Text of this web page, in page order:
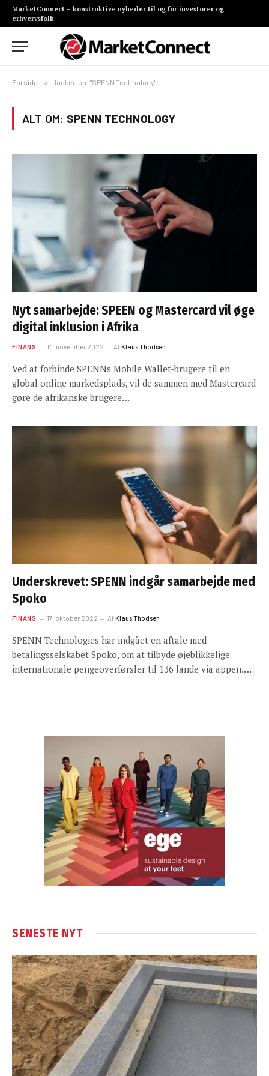
MarketConnect – konstruktive nyheder til og for investorer og
erhvervsfolk
Forside » Indlæg om "SPENN Technology"
ALT OM: SPENN TECHNOLOGY
Nyt samarbejde: SPEEN og Mastercard vil øge
digital inklusion i Afrika
FINANS 14. november 2022 AfKlaus Thodsen
Ved at forbinde SPENNs Mobile Wallet-brugere til en
global online markedsplads, vil de sammen med Mastercard
gøre de afrikanske brugere…
Underskrevet: SPENN indgår samarbejde med
Spoko
FINANS 17. oktober 2022 AfKlaus Thodsen
SPENN Technologies har indgået en aftale med
betalingsselskabet Spoko, om at tilbyde øjeblikkelige
internationale pengeoverførsler til 136 lande via appen.…
SENESTE NYT